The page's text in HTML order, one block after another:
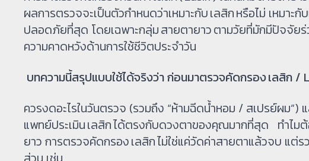
ผลการตรวจจะเป็นตัวกำหนดว่าเหมาะกับ เลสิก หรือไม่ เหมาะ
ปลอดภัยที่สุด โดยเฉพาะกลุ่ม สายตายาว ตามวัยที่มักมีปัจจัยร่
ความคาดหวังด้านการใช้ชีวิตประจำวัน
บทความนี้สรุปแบบใช้ได้จริงว่า ก่อนมาตรวจคัดกรอง เลสิก
ควรงดอะไรในวันตรวจ (รวมถึง “ห้ามฉีดน้ำหอม / สเปรย์ผม”)
แพทย์ประเมิน เลสิก ได้ตรงกับดวงตาของคุณมากที่สุด ทำไม
ยาว การตรวจคัดกรอง เลสิก ไม่ใช่แค่วัดค่าสายตาแล้วจบ แ